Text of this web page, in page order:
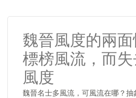
魏晉風度的兩
標榜風流，而
風度
魏晉名士多風流，可風流在哪？抽